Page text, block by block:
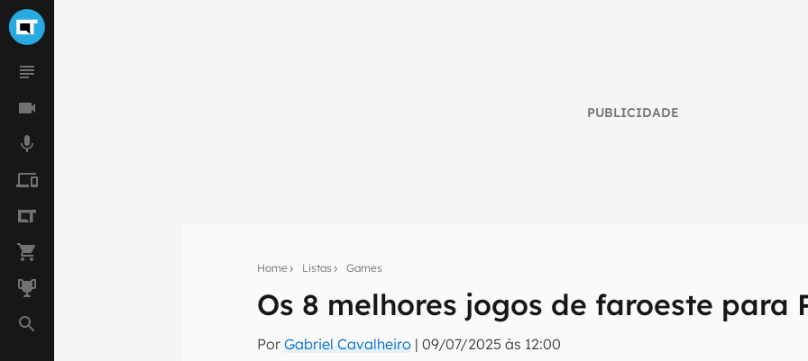
PUBLICIDADE
Home Listas Games
Os 8 melhores jogos de faroeste para
PorGabriel Cavalheiro |09/07/2025 às 12:00
Seu resumo inteligente do mundo tech!
Assine a newsletter do Canaltech e receba notícias e reviews sobre tecnologia